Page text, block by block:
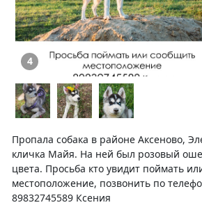
4
Пропала собака в районе Аксеново,
кличка Майя. На ней был розовый
цвета. Просьба кто увидит поймать
местоположение, позвонить по
89832745589 Ксения